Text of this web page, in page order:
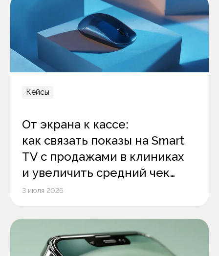
Кейсы
От экрана к кассе:
как связать показы на Smart
TV с продажами в клиниках
и увеличить средний чек
на 12%
3 июля 2026